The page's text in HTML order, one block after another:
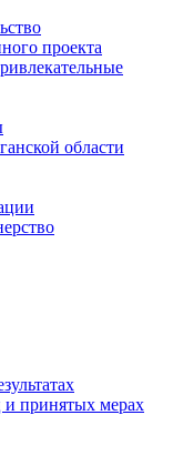
проекта
области
и принятых мерах